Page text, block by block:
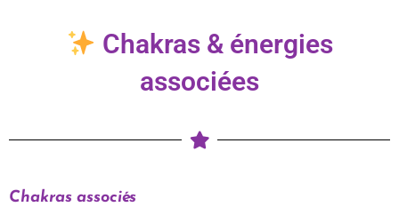
Chakras & énergies
associées
Chakras associés